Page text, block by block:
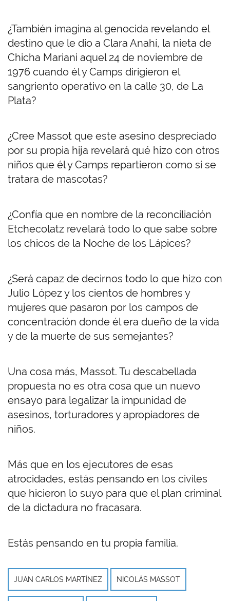
¿También imagina al genocida revelando el
destino que le dio a Clara Anahí, la nieta de
Chicha Mariani aquel 24 de noviembre de
1976 cuando él y Camps dirigieron el
sangriento operativo en la calle 30, de La
Plata?
¿Cree Massot que este asesino despreciado
por su propia hija revelará qué hizo con otros
niños que él y Camps repartieron como si se
tratara de mascotas?
¿Confía que en nombre de la reconciliación
Etchecolatz revelará todo lo que sabe sobre
los chicos de la Noche de los Lápices?
¿Será capaz de decirnos todo lo que hizo con
Julio López y los cientos de hombres y
mujeres que pasaron por los campos de
concentración donde él era dueño de la vida
y de la muerte de sus semejantes?
Una cosa más, Massot. Tu descabellada
propuesta no es otra cosa que un nuevo
ensayo para legalizar la impunidad de
asesinos, torturadores y apropiadores de
niños.
Más que en los ejecutores de esas
atrocidades, estás pensando en los civiles
que hicieron lo suyo para que el plan criminal
de la dictadura no fracasara.
Estás pensando en tu propia familia.
JUAN CARLOS MARTÍNEZ NICOLÁS MASSOT